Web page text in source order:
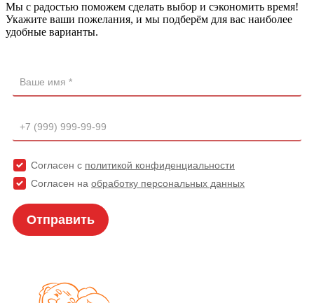
Мы с радостью поможем сделать выбор и сэкономить время!
Укажите ваши пожелания, и мы подберём для вас наиболее
удобные варианты.